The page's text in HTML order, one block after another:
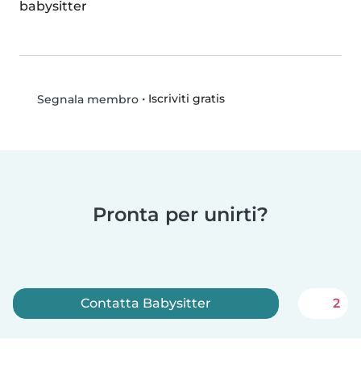
babysitter
Segnala membro• Iscriviti gratis
Pronta per unirti?
Contatta Babysitter 2